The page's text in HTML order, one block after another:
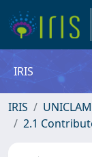
IRIS
IRIS UNICLAM
2.1